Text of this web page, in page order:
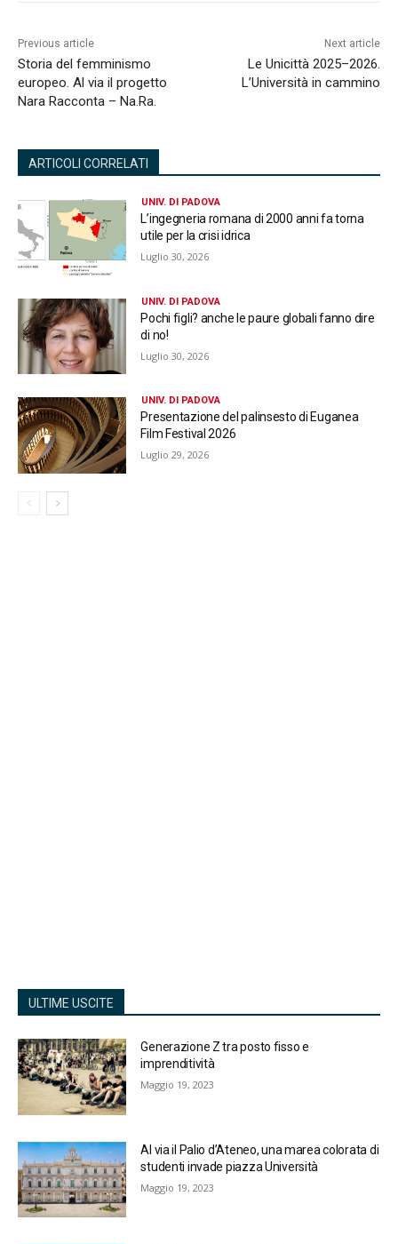
Previous article
Storia del femminismo
europeo. Al via il progetto
Nara Racconta – Na.Ra.
Next article
Le Unicittà 2025–2026.
L’Università in cammino
ARTICOLI CORRELATI
UNIV. DI PADOVA
L’ingegneria romana di 2000 anni fa torna
utile per la crisi idrica
Luglio 30, 2026
UNIV. DI PADOVA
Pochi figli? anche le paure globali fanno dire
di no!
Luglio 30, 2026
UNIV. DI PADOVA
Presentazione del palinsesto di Euganea
Film Festival 2026
Luglio 29, 2026
ULTIME USCITE
Generazione Z tra posto fisso e
imprenditività
Maggio 19, 2023
Al via il Palio d’Ateneo, una marea colorata di
studenti invade piazza Università
Maggio 19, 2023